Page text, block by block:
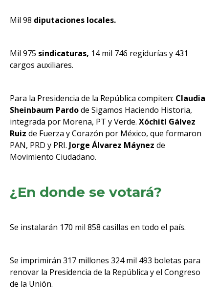
Mil 98 diputaciones locales.
Mil 975 sindicaturas, 14 mil 746 regidurías y 431
cargos auxiliares.
Para la Presidencia de la República compiten: Claudia
Sheinbaum Pardode Sigamos Haciendo Historia,
integrada por Morena, PT y Verde. Xóchitl Gálvez
Ruiz de Fuerza y Corazón por México, que formaron
PAN, PRD y PRI. Jorge Álvarez Máynez de
Movimiento Ciudadano.
¿En donde se votará?
Se instalarán 170 mil 858 casillas en todo el país.
Se imprimirán 317 millones 324 mil 493 boletas para
renovar la Presidencia de la República y el Congreso
de la Unión.